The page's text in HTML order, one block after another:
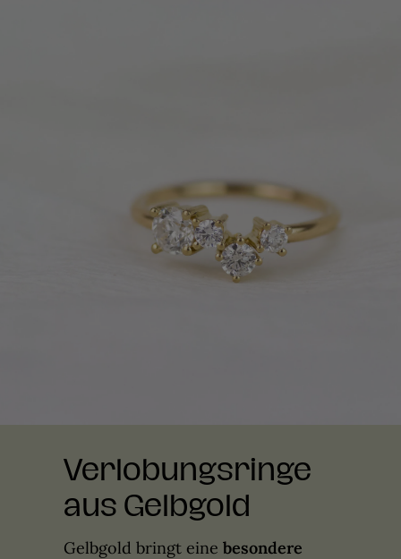
Verlobungsringe
aus Gelbgold
Gelbgold bringt eine besondere